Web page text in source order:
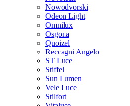
Nowodvorski
Odeon Light
Omnilux
Osgona
Quoizel
Reccagni Angelo
ST Luce
Stiffel
Sun Lumen
Vele Luce
Stilfort